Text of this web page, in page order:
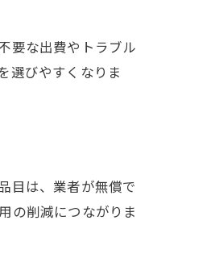
要な出費やトラブル
選びやすくなりま
目は、業者が無償で
の削減につながりま